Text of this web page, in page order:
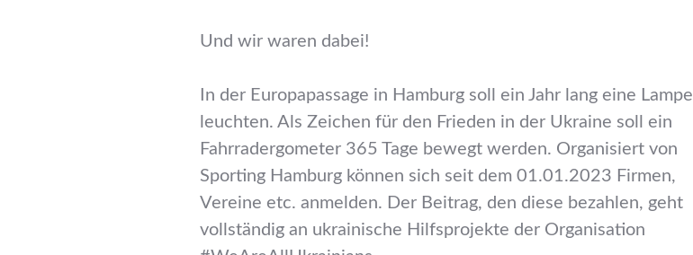
Und wir waren dabei!
In der Europapassage in Hamburg soll ein Jahr lang eine Lampe
leuchten. Als Zeichen für den Frieden in der Ukraine soll ein
Fahrradergometer 365 Tage bewegt werden. Organisiert von
Sporting Hamburg können sich seit dem 01.01.2023 Firmen,
Vereine etc. anmelden. Der Beitrag, den diese bezahlen, geht
vollständig an ukrainische Hilfsprojekte der Organisation